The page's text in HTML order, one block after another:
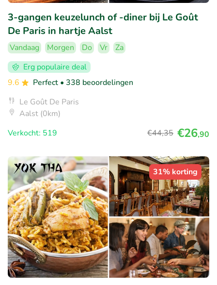
3-gangen keuzelunch of -diner bij Le Goût
De Paris in hartje Aalst
Vandaag Morgen Do Vr
Za
Erg populaire deal
9.6
Perfect • 338 beoordelingen
Le Goût De Paris
Aalst (0km)
Verkocht: 519
€44,35 €26,90
31% korting